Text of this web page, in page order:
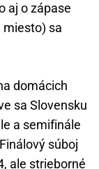
aj o zápase
miesto) sa
domácich
sa Slovensku
a semifinále
súboj
ale strieborné